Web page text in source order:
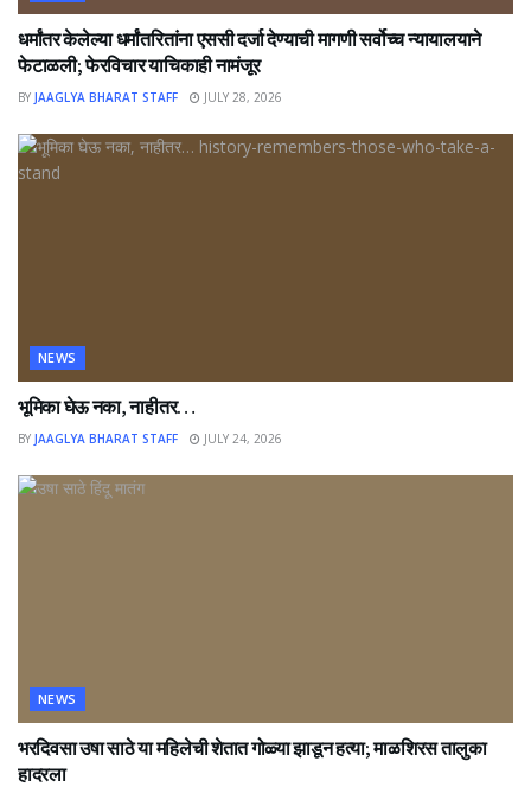
धर्मांतर केलेल्या धर्मांतरितांना एससी दर्जा देण्याची मागणी सर्वोच्च न्यायालयाने
फेटाळली; फेरविचार याचिकाही नामंजूर
BY JAAGLYA BHARAT STAFF JULY 28, 2026
NEWS
भूमिका घेऊ नका, नाहीतर…
BY JAAGLYA BHARAT STAFF JULY 24, 2026
NEWS
भरदिवसा उषा साठे या महिलेची शेतात गोळ्या झाडून हत्या; माळशिरस तालुका
हादरला